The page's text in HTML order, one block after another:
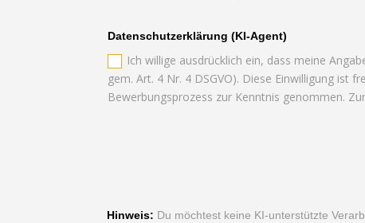
Datenschutzerklärung (KI-Agent)
Ich willige ausdrücklich ein, dass meine
gem. Art. 4 Nr. 4 DSGVO). Diese Einwilligung ist
Bewerbungsprozess zur Kenntnis genommen. Zur
Hinweis: Du möchtest keine KI-unterstützte